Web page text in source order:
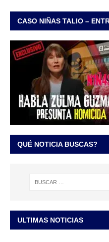
CASO NIÑAS TALIO –
QUÉ NOTICIA BUSCAS?
ULTIMAS NOTICIAS